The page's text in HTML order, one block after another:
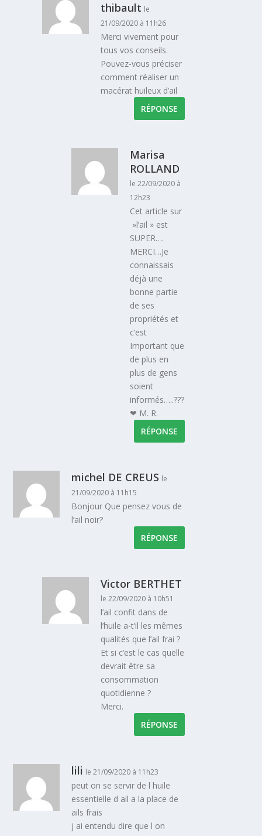
thibault le
21/09/2020 à 11h26
Merci vivement pour
tous vos conseils.
Pouvez-vous préciser
comment réaliser un
macérat huileux d’ail
RÉPONSE
Marisa
ROLLAND
le 22/09/2020 à
12h23
Cet article sur
»l’ail » est
SUPER….
MERCI…Je
connaissais
déjà une
bonne partie
de ses
propriétés et
c’est
Important que
de plus en
plus de gens
soient
informés…..???
❤ M. R.
RÉPONSE
michel DE CREUS le
21/09/2020 à 11h15
Bonjour Que pensez vous de
l’ail noir?
RÉPONSE
Victor BERTHET
le 22/09/2020 à 10h51
l’ail confit dans de
l’huile a-t’il les mêmes
qualités que l’ail frai ?
Et si c’est le cas quelle
devrait être sa
consommation
quotidienne ?
Merci.
RÉPONSE
lili le 21/09/2020 à 11h23
peut on se servir de l huile
essentielle d ail a la place de
ails frais
j ai entendu dire que l on